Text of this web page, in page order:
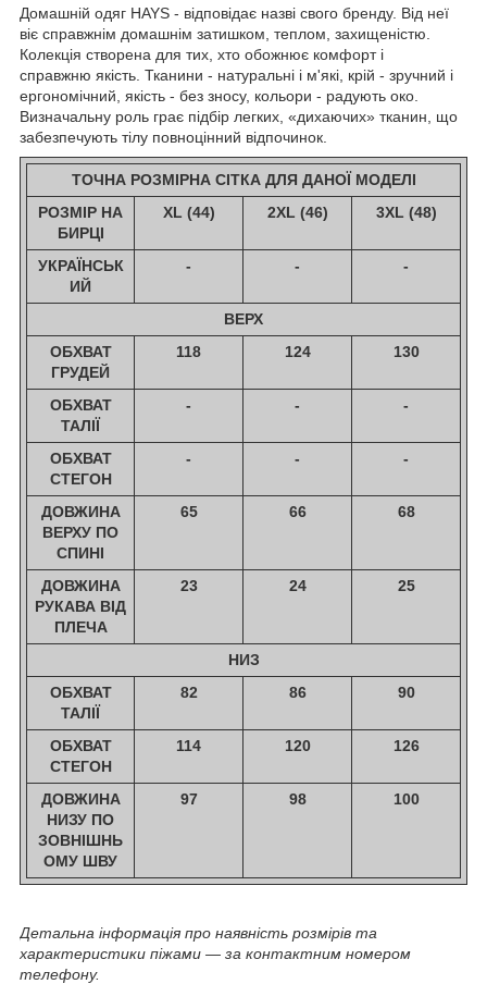
Домашній одяг HAYS - відповідає назві свого бренду. Від неї
віє справжнім домашнім затишком, теплом, захищеністю.
Колекція створена для тих, хто обожнює комфорт і
справжню якість. Тканини - натуральні і м'які, крій - зручний і
ергономічний, якість - без зносу, кольори - радують око.
Визначальну роль грає підбір легких, «дихаючих» тканин, що
забезпечують тілу повноцінний відпочинок.
ТОЧНА РОЗМІРНА СІТКА ДЛЯ ДАНОЇ МОДЕЛІ
РОЗМІР НА
БИРЦІ
XL (44) 2XL (46) 3XL (48)
УКРАЇНСЬК
ИЙ
- - -
ВЕРХ
ОБХВАТ
ГРУДЕЙ
118 124 130
ОБХВАТ
ТАЛІЇ
- - -
ОБХВАТ
СТЕГОН
- - -
ДОВЖИНА
ВЕРХУ ПО
СПИНІ
65 66 68
ДОВЖИНА
РУКАВА ВІД
ПЛЕЧА
23 24 25
НИЗ
ОБХВАТ
ТАЛІЇ
82 86 90
ОБХВАТ
СТЕГОН
114 120 126
ДОВЖИНА
НИЗУ ПО
ЗОВНІШНЬ
ОМУ ШВУ
97 98 100
Детальна інформація про наявність розмірів та
характеристики піжами ― за контактним номером
телефону.